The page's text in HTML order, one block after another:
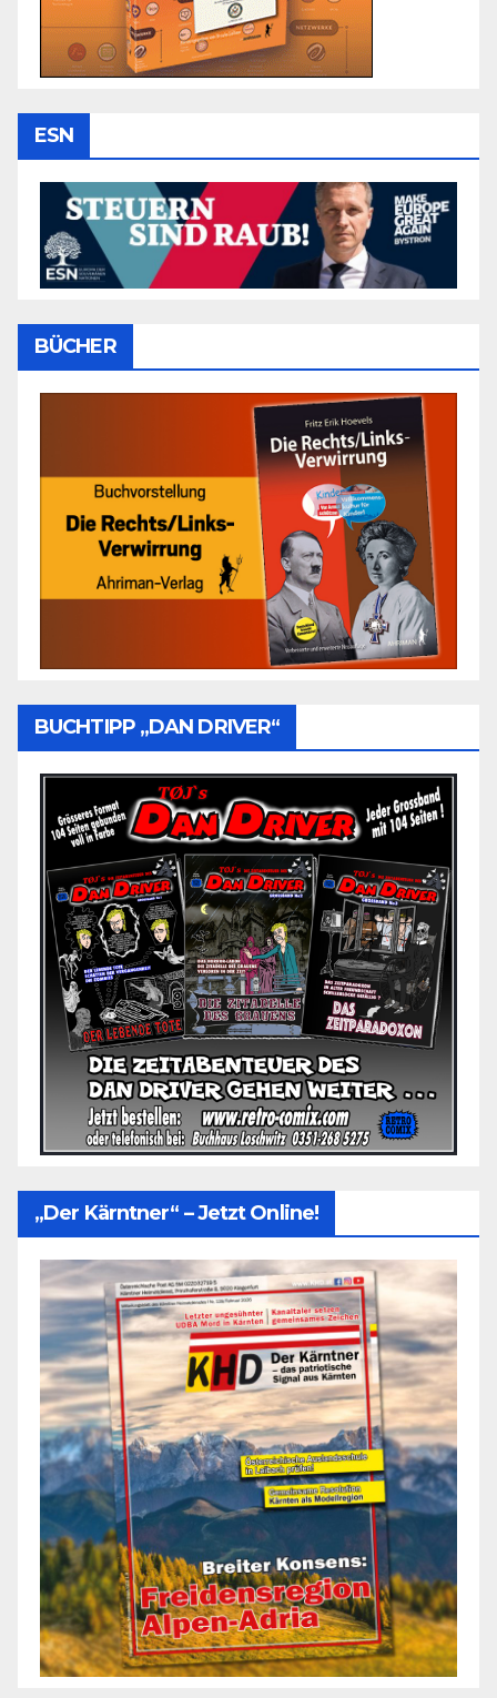
ESN
BÜCHER
BUCHTIPP „DAN DRIVER“
„Der Kärntner“ – Jetzt Online!